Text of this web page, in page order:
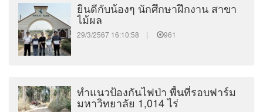
ยินดีกับน้องๆ นักศึกษาฝึกงาน สาขา
ไม้ผล
29/3/2567 16:10:58 | 961
ทำแนวป้องกันไฟป่า พื้นที่รอบฟาร์ม
มหาวิทยาลัย 1,014 ไร่